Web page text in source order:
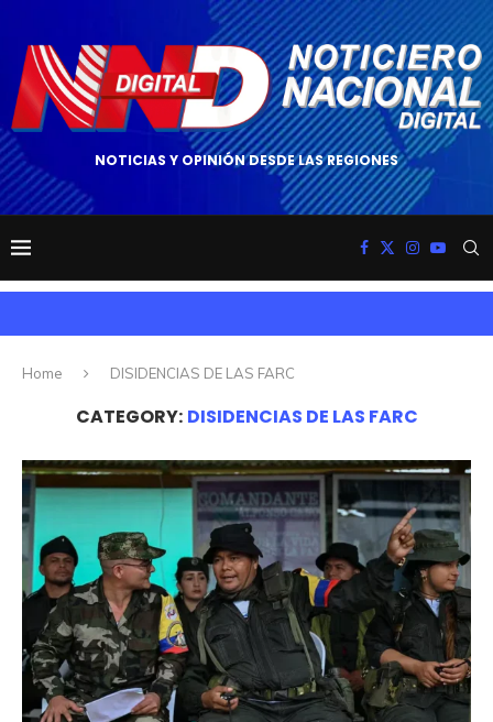
NOTICIAS Y OPINIÓN DESDE LAS REGIONES
Home DISIDENCIAS DE LAS FARC
CATEGORY: DISIDENCIAS DE LAS FARC